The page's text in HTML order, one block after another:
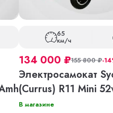
65
км/ч
134 000 ₽155 800₽-
Электросамокат
(Currus) R11 Mini
В магазине